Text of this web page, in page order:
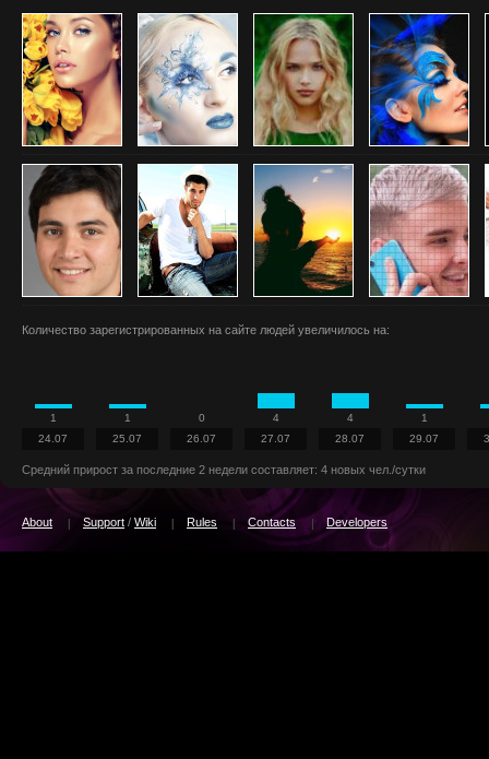
Количество зарегистрированных на сайте людей увеличилось на:
1
24.07
1
25.07
0
26.07
4
27.07
4
28.07
1
29.07
Средний прирост за последние 2 недели составляет: 4 новых чел./сутки
About Support / Wiki Rules Contacts Developers